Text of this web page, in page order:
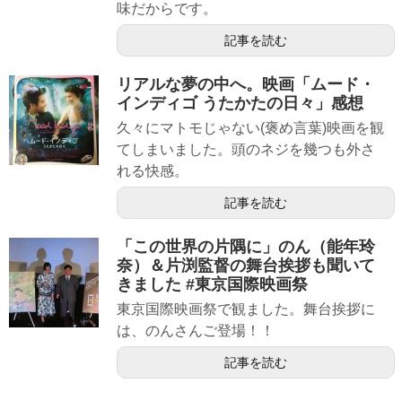
味だからです。
記事を読む
リアルな夢の中へ。映画「ムード・
インディゴ うたかたの日々」感想
久々にマトモじゃない(褒め言葉)映画を観
てしまいました。頭のネジを幾つも外さ
れる快感。
記事を読む
「この世界の片隅に」のん（能年玲
奈）＆片渕監督の舞台挨拶も聞いて
きました #東京国際映画祭
東京国際映画祭で観ました。舞台挨拶に
は、のんさんご登場！！
記事を読む